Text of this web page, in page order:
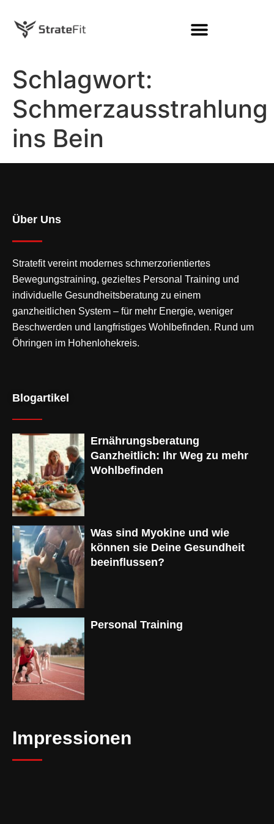
Schlagwort:
Schmerzausstrahlung
ins Bein
Über Uns
Stratefit vereint modernes schmerzorientiertes
Bewegungstraining, gezieltes Personal Training und
individuelle Gesundheitsberatung zu einem
ganzheitlichen System – für mehr Energie, weniger
Beschwerden und langfristiges Wohlbefinden. Rund um
Öhringen im Hohenlohekreis.
Blogartikel
Ernährungsberatung
Ganzheitlich: Ihr Weg zu mehr
Wohlbefinden
Was sind Myokine und wie
können sie Deine Gesundheit
beeinflussen?
Personal Training
Impressionen